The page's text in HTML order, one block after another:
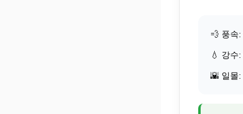
💨 풍속:
💧 강수:
🌇 일몰: